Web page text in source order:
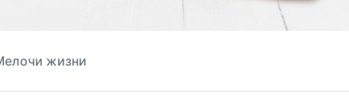
жизни